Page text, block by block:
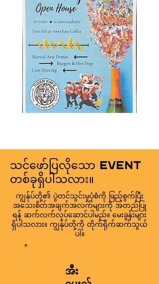
သင်ဖော်ပြလိုသော Event
တစ်ခုရှိပါသလား။
ကျွန်ုပ်တို့၏ ပွဲတင်သွင်းမှုပုံစံကို ဖြည့်စွက်ပြီး
အသေးစိတ်အချက်အလက်များကို အတည်ပြု
ရန် ဆက်လက်လုပ်ဆောင်ပါမည်။ မေးခွန်းများ
ရှိပါသလား။ ကျွန်ုပ်တို့ကို တိုက်ရိုက်ဆက်သွယ်
ပါ။
အီး